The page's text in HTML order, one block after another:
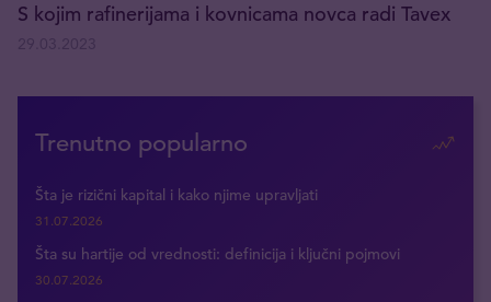
S kojim rafinerijama i kovnicama novca radi Tavex
Trenutno popularno
Šta je rizični kapital i kako njime upravljati
31.07.2026
Šta su hartije od vrednosti: definicija i ključni pojmovi
30.07.2026